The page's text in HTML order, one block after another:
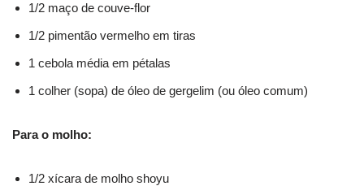
1/2 maço de couve-flor
1/2 pimentão vermelho em tiras
1 cebola média em pétalas
1 colher (sopa) de óleo de gergelim (ou óleo comum)
Para o molho:
1/2 xícara de molho shoyu